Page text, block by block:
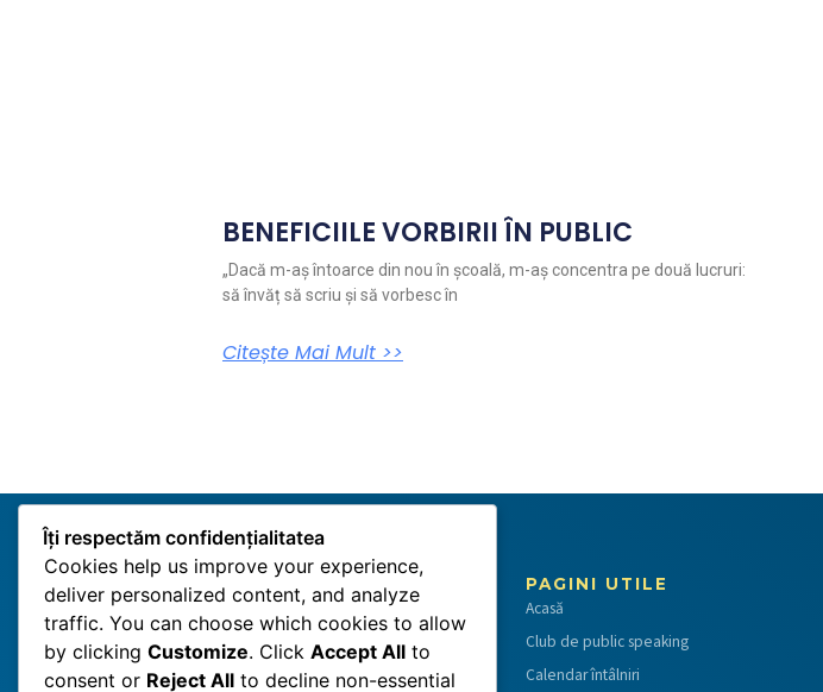
BENEFICIILE VORBIRII ÎN PUBLIC
„Dacă m-aș întoarce din nou în școală, m-aș concentra pe două lucruri:
să învăț să scriu și să vorbesc în
Citește Mai Mult >>
Sirius Toastmasters
Comunitate de practică
Club de public speaking în București: practică,
feedback și progres real – într-un mediu prietenos și
profesionist.
PAGINI UTILE
Acasă
Club de public speaking
Calendar întâlniri
Îți respectăm confidențialitatea
Cookies help us improve your experience,
deliver personalized content, and analyze
traffic. You can choose which cookies to allow
by clicking Customize. Click Accept All to
consent or Reject All to decline non-essential